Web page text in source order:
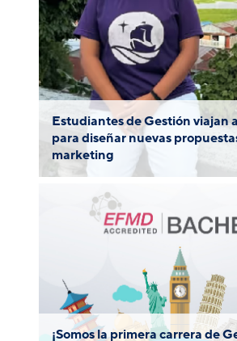
Estudiantes de Gestión viajan
para diseñar nuevas
marketing
por Rosa Guimaray.
¡Somos la primera carrera de
La carrera de Gestión de la
acreditada
European Foundation for
(EFMD)
el 3 de diciembre de
2024, durante el Comité de
Programas de la EFMD, por un
tres años.